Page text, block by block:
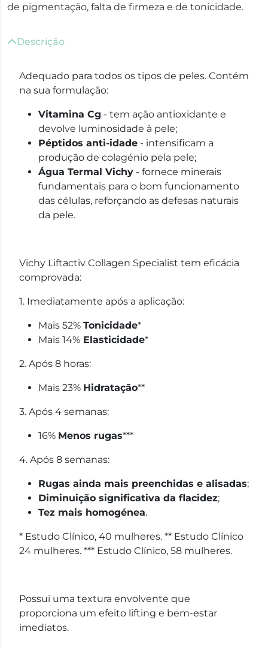
de pigmentação, falta de firmeza e de tonicidade.
Descrição
Adequado para todos os tipos de peles. Contém
na sua formulação:
Vitamina Cg - tem ação antioxidante e
devolve luminosidade à pele;
Péptidos anti-idade - intensificam a
produção de colagénio pela pele;
Água Termal Vichy - fornece minerais
fundamentais para o bom funcionamento
das células, reforçando as defesas naturais
da pele.
Vichy Liftactiv Collagen Specialist tem eficácia
comprovada:
1. Imediatamente após a aplicação:
Mais 52% Tonicidade*
Mais 14% Elasticidade*
2. Após 8 horas:
Mais 23% Hidratação**
3. Após 4 semanas:
16% Menos rugas***
4. Após 8 semanas:
Rugas ainda mais preenchidas e alisadas;
Diminuição significativa da flacidez;
Tez mais homogénea.
* Estudo Clínico, 40 mulheres. ** Estudo Clínico
24 mulheres. *** Estudo Clínico, 58 mulheres.
Possui uma textura envolvente que
proporciona um efeito lifting e bem-estar
imediatos.